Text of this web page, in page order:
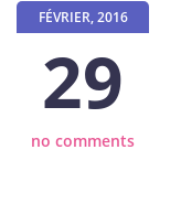
FÉVRIER, 2016
29
no comments